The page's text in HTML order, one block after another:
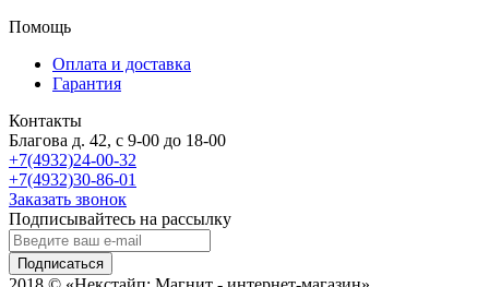
Помощь
Оплата и доставка
Гарантия
Контакты
Благова д. 42, с 9-00 до 18-00
+7(4932)24-00-32
+7(4932)30-86-01
Заказать звонок
Подписывайтесь на рассылку
Подписаться